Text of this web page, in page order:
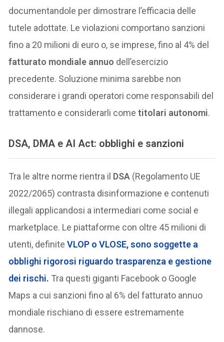
documentandole per dimostrare l’efficacia delle
tutele adottate. Le violazioni comportano sanzioni
fino a 20 milioni di euro o, se imprese, fino al 4% del
fatturato mondiale annuo dell’esercizio
precedente. Soluzione minima sarebbe non
considerare i grandi operatori come responsabili del
trattamento e considerarli cometitolari autonomi.
DSA, DMA e AI Act: obblighi e sanzioni
Tra le altre norme rientra il DSA (Regolamento UE
2022/2065) contrasta disinformazione e contenuti
illegali applicandosi a intermediari come social e
marketplace. Le piattaforme con oltre 45 milioni di
utenti, definiteVLOP oVLOSE, sono soggette a
obblighi rigorosi riguardo trasparenza e gestione
dei rischi. Tra questi giganti Facebook o Google
Maps a cui sanzioni fino al 6% del fatturato annuo
mondiale rischiano di essere estremamente
dannose.